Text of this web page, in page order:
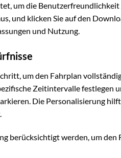
um die
und klicken Sie auf den
und Nutzung.
um den Fahrplan
Zeitintervalle festlegen
Die Personalisierung
berücksichtigt werden, um